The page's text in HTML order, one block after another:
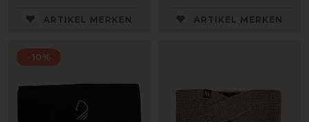
ARTIKEL MERKEN ARTIKEL MERKEN
-10%